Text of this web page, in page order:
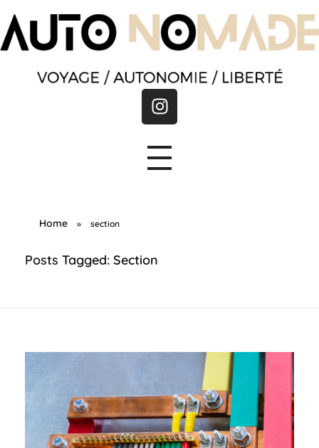
Home » section
Posts Tagged: Section